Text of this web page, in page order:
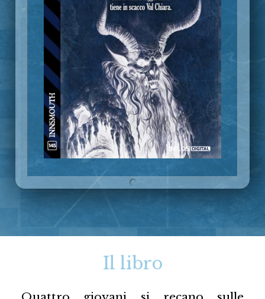
Il libro